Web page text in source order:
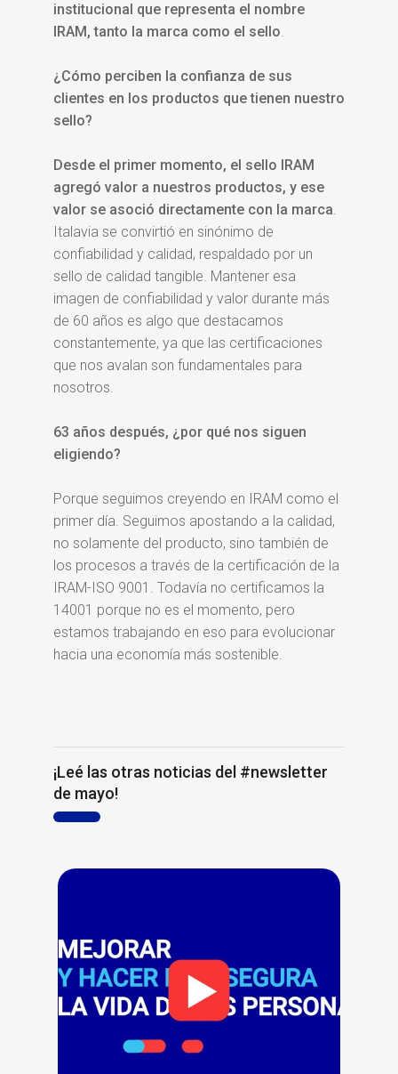
institucional que representa el nombre
IRAM, tanto la marca como el sello.
¿Cómo perciben la confianza de sus
clientes en los productos que tienen nuestro
sello?
Desde el primer momento, el sello IRAM
agregó valor a nuestros productos, y ese
valor se asoció directamente con la marca.
Italavia se convirtió en sinónimo de
confiabilidad y calidad, respaldado por un
sello de calidad tangible. Mantener esa
imagen de confiabilidad y valor durante más
de 60 años es algo que destacamos
constantemente, ya que las certificaciones
que nos avalan son fundamentales para
nosotros.
63 años después, ¿por qué nos siguen
eligiendo?
Porque seguimos creyendo en IRAM como el
primer día. Seguimos apostando a la calidad,
no solamente del producto, sino también de
los procesos a través de la certificación de la
IRAM-ISO 9001. Todavía no certificamos la
14001 porque no es el momento, pero
estamos trabajando en eso para evolucionar
hacia una economía más sostenible.
¡Leé las otras noticias del #newsletter
de mayo!